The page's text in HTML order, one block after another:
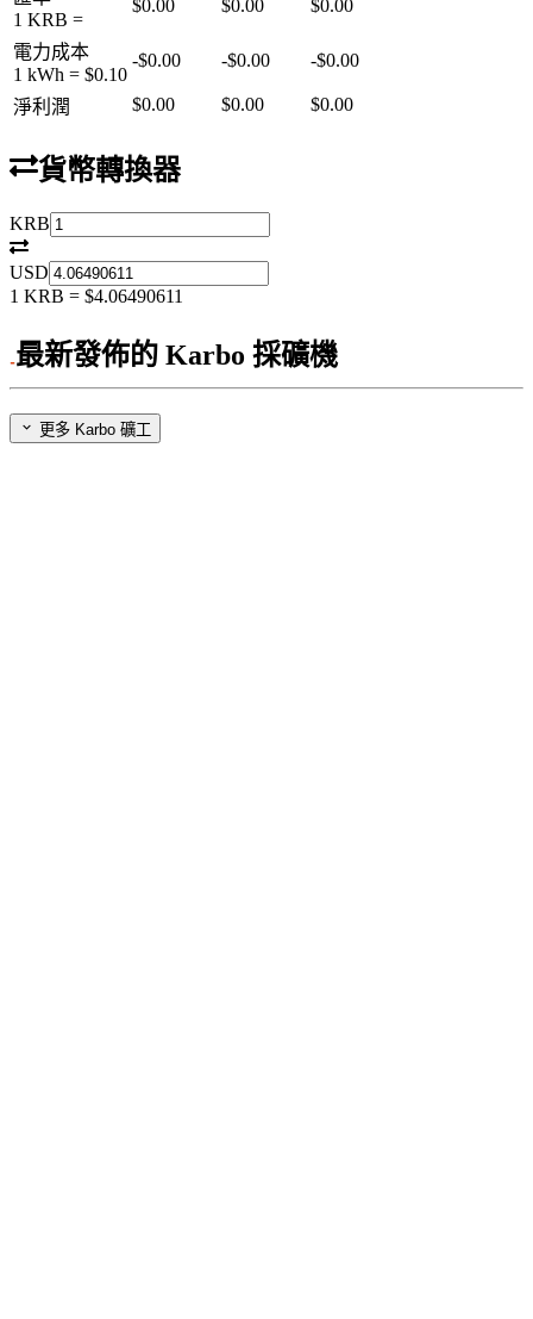
1 KRB =
$0.00 $0.00 $0.00
電力成本
1 kWh = $0.10
-$0.00 -$0.00 -$0.00
淨利潤 $0.00 $0.00 $0.00
貨幣轉換器
KRB
USD
1 KRB = $4.06490611
最新發佈的 Karbo 採礦機
更多 Karbo 礦工